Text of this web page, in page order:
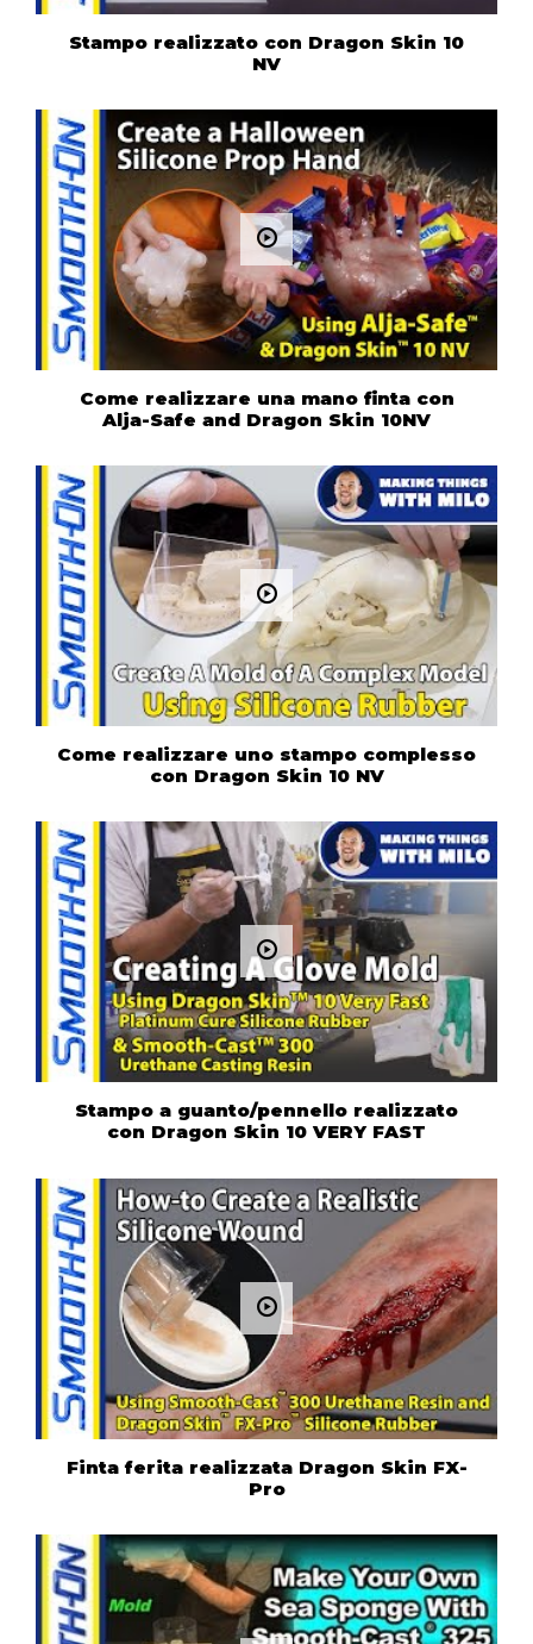
Stampo realizzato con Dragon Skin 10
NV
Come realizzare una mano finta con
Alja-Safe and Dragon Skin 10NV
Come realizzare uno stampo complesso
con Dragon Skin 10 NV
Stampo a guanto/pennello realizzato
con Dragon Skin 10 VERY FAST
Finta ferita realizzata Dragon Skin FX-
Pro